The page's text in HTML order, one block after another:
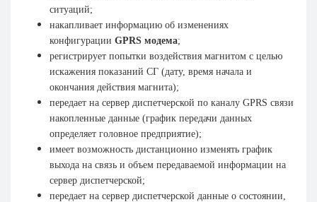
ситуаций;
накапливает информацию об изменениях
конфигурации GPRS модема;
регистрирует попытки воздействия магнитом с целью
искажения показаний СГ (дату, время начала и
окончания действия магнита);
передает на сервер диспетчерской по каналу GPRS связи
накопленные данные (график передачи данных
определяет головное предприятие);
имеет возможность дистанционно изменять график
выхода на связь и объем передаваемой информации на
сервер диспетчерской;
передает на сервер диспетчерской данные о состоянии,